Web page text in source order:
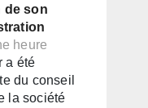
de son
heure
a été
du conseil
la société